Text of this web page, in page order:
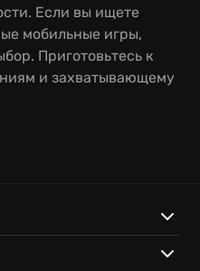
Если вы ищете
мобильные игры,
Приготовьтесь к
и захватывающему